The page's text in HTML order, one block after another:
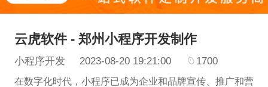
云虎软件 - 郑州小程序开发制作
小程序开发 2023-08-20 19:21:00 1700
在数字化时代，小程序已成为企业和品牌宣传、推广和营